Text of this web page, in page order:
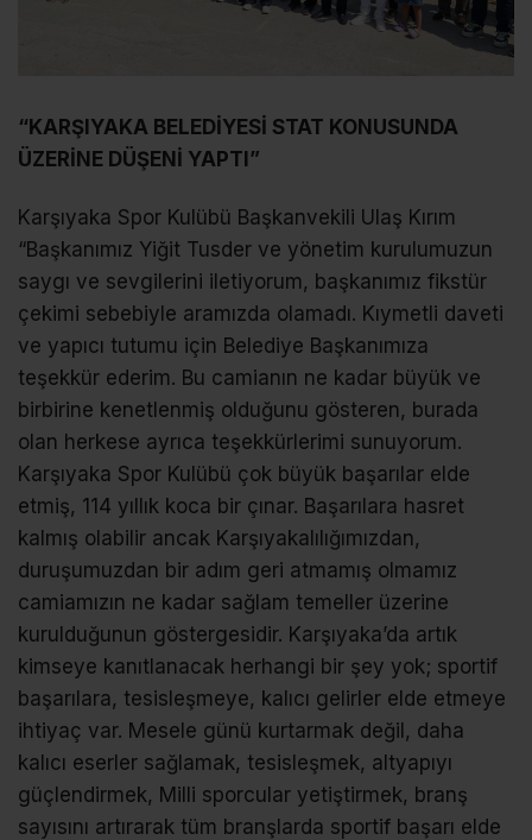
“KARŞIYAKA BELEDİYESİ STAT KONUSUNDA
ÜZERİNE DÜŞENİ YAPTI”
Karşıyaka Spor Kulübü Başkanvekili Ulaş Kırım
“Başkanımız Yiğit Tusder ve yönetim kurulumuzun
saygı ve sevgilerini iletiyorum, başkanımız fikstür
çekimi sebebiyle aramızda olamadı. Kıymetli daveti
ve yapıcı tutumu için Belediye Başkanımıza
teşekkür ederim. Bu camianın ne kadar büyük ve
birbirine kenetlenmiş olduğunu gösteren, burada
olan herkese ayrıca teşekkürlerimi sunuyorum.
Karşıyaka Spor Kulübü çok büyük başarılar elde
etmiş, 114 yıllık koca bir çınar. Başarılara hasret
kalmış olabilir ancak Karşıyakalılığımızdan,
duruşumuzdan bir adım geri atmamış olmamız
camiamızın ne kadar sağlam temeller üzerine
kurulduğunun göstergesidir. Karşıyaka’da artık
kimseye kanıtlanacak herhangi bir şey yok; sportif
başarılara, tesisleşmeye, kalıcı gelirler elde etmeye
ihtiyaç var. Mesele günü kurtarmak değil, daha
kalıcı eserler sağlamak, tesisleşmek, altyapıyı
güçlendirmek, Milli sporcular yetiştirmek, branş
sayısını artırarak tüm branşlarda sportif başarı elde